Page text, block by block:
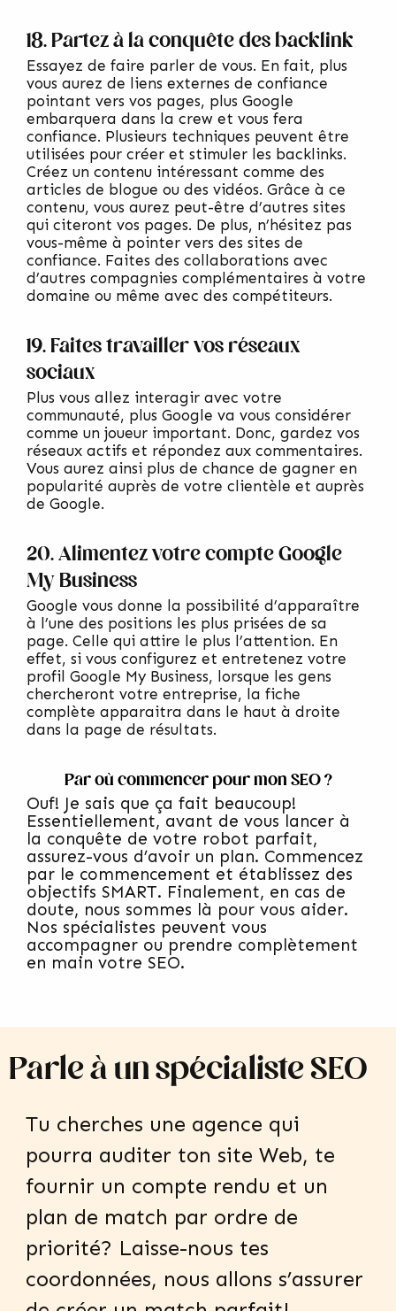
18. Partez à la conquête des backlink
Essayez de faire parler de vous. En fait, plus
vous aurez de liens externes de confiance
pointant vers vos pages, plus Google
embarquera dans la crew et vous fera
confiance. Plusieurs techniques peuvent être
utilisées pour créer et stimuler les backlinks.
Créez un contenu intéressant comme des
articles de blogue ou des vidéos. Grâce à ce
contenu, vous aurez peut-être d’autres sites
qui citeront vos pages. De plus, n’hésitez pas
vous-même à pointer vers des sites de
confiance. Faites des collaborations avec
d’autres compagnies complémentaires à votre
domaine ou même avec des compétiteurs.
19. Faites travailler vos réseaux
sociaux
Plus vous allez interagir avec votre
communauté, plus Google va vous considérer
comme un joueur important. Donc, gardez vos
réseaux actifs et répondez aux commentaires.
Vous aurez ainsi plus de chance de gagner en
popularité auprès de votre clientèle et auprès
de Google.
20. Alimentez votre compte Google
My Business
Google vous donne la possibilité d’apparaître
à l’une des positions les plus prisées de sa
page. Celle qui attire le plus l’attention. En
effet, si vous configurez et entretenez votre
profil Google My Business, lorsque les gens
chercheront votre entreprise, la fiche
complète apparaitra dans le haut à droite
dans la page de résultats.
Par où commencer pour mon SEO ?
Ouf! Je sais que ça fait beaucoup!
Essentiellement, avant de vous lancer à
la conquête de votre robot parfait,
assurez-vous d’avoir un plan. Commencez
par le commencement et établissez des
objectifs SMART. Finalement, en cas de
doute, nous sommes là pour vous aider.
Nos spécialistes peuvent vous
accompagner ou prendre complètement
en main votre SEO.
Parle à un spécialiste SEO
Tu cherches une agence qui
pourra auditer ton site Web, te
fournir un compte rendu et un
plan de match par ordre de
priorité? Laisse-nous tes
coordonnées, nous allons s’assurer